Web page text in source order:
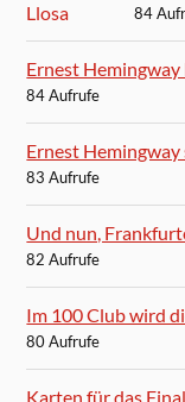
84
Ernest
84 Aufrufe
Ernest
83 Aufrufe
Und nun,
82 Aufrufe
Im 100 Club wird
80 Aufrufe
Karten für das